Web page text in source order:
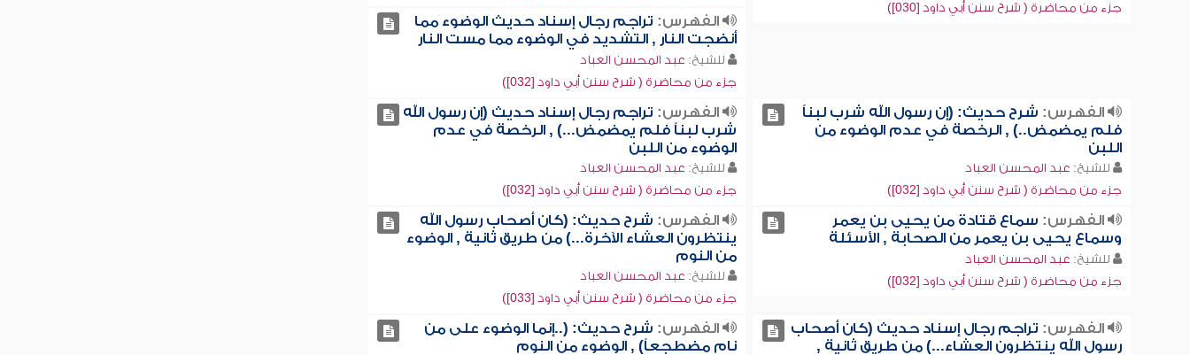
جزء من محاضرة ( شرح سنن أبي داود [030])
الفهرس: تراجم رجال إسناد حديث الوضوء مما
أنضجت النار , التشديد في الوضوء مما مست النار
للشيخ: عبد المحسن العباد
جزء من محاضرة ( شرح سنن أبي داود [032])
الفهرس: شرح حديث: (إن رسول الله شرب لبناً
فلم يمضمض..) , الرخصة في عدم الوضوء من
اللبن
للشيخ: عبد المحسن العباد
جزء من محاضرة ( شرح سنن أبي داود [032])
الفهرس: تراجم رجال إسناد حديث (إن رسول الله
شرب لبناً فلم يمضمض...) , الرخصة في عدم
الوضوء من اللبن
للشيخ: عبد المحسن العباد
جزء من محاضرة ( شرح سنن أبي داود [032])
الفهرس: سماع قتادة من يحيى بن يعمر
وسماع يحيى بن يعمر من الصحابة , الأسئلة
للشيخ: عبد المحسن العباد
جزء من محاضرة ( شرح سنن أبي داود [032])
الفهرس: شرح حديث: (كان أصحاب رسول الله
ينتظرون العشاء الآخرة...) من طريق ثانية , الوضوء
من النوم
للشيخ: عبد المحسن العباد
جزء من محاضرة ( شرح سنن أبي داود [033])
الفهرس: تراجم رجال إسناد حديث (كان أصحاب
رسول الله ينتظرون العشاء...) من طريق ثانية ,
الفهرس: شرح حديث: (..إنما الوضوء على من
نام مضطجعاً) , الوضوء من النوم